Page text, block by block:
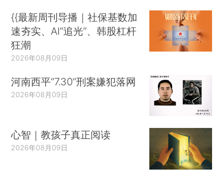
{{最新周刊导播｜社保基数加
速夯实、AI“追光”、韩股杠杆
狂潮
2026年08月09日
河南西平“7.30”刑案嫌犯落网
2026年08月09日
心智｜教孩子真正阅读
2026年08月09日